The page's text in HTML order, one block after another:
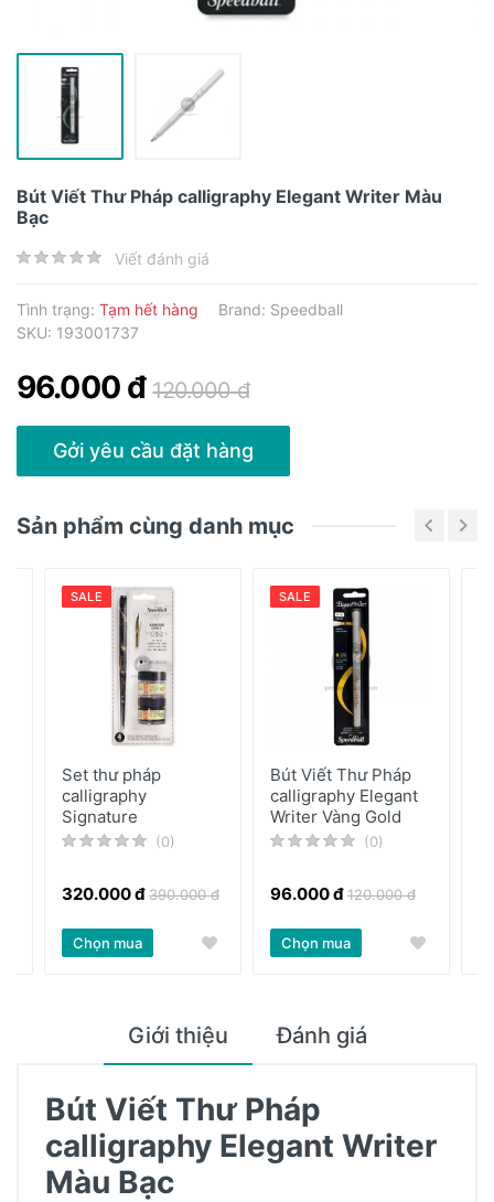
Bút Viết Thư Pháp calligraphy Elegant Writer Màu
Bạc
Viết đánh giá
Tình trạng: Tạm hết hàng Brand: Speedball
SKU: 193001737
96.000 đ 120.000 đ
Gởi yêu cầu đặt hàng
Sản phẩm cùng danh mục
SALE
Set thư pháp
calligraphy
Signature
(0)
320.000 đ390.000 đ
Chọn mua
SALE
Bút Viết Thư Pháp
calligraphy Elegant
Writer Vàng Gold
(0)
96.000 đ120.000 đ
Chọn mua
Giới thiệu Đánh giá
Bút Viết Thư Pháp
calligraphy Elegant Writer
Màu Bạc